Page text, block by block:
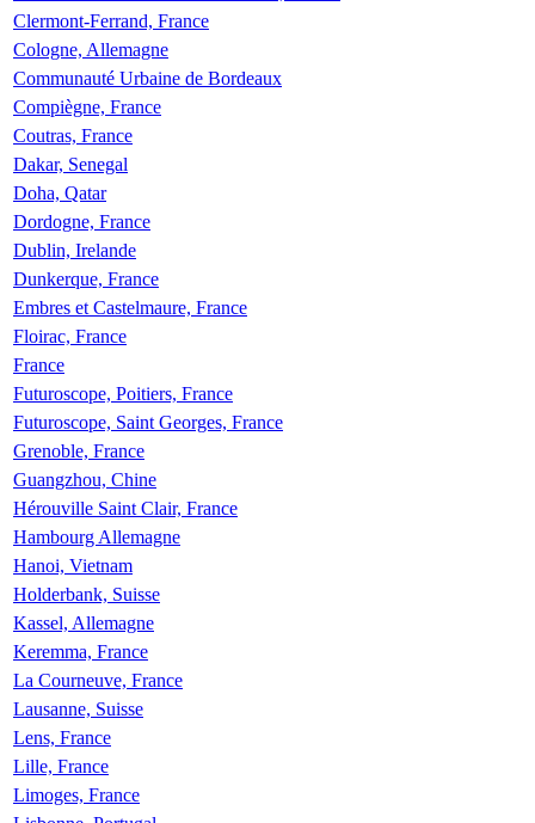
Clermont-Ferrand, France
Cologne, Allemagne
Communauté Urbaine de Bordeaux
Compiègne, France
Coutras, France
Dakar, Senegal
Doha, Qatar
Dordogne, France
Dublin, Irelande
Dunkerque, France
Embres et Castelmaure, France
Floirac, France
France
Futuroscope, Poitiers, France
Futuroscope, Saint Georges, France
Grenoble, France
Guangzhou, Chine
Hérouville Saint Clair, France
Hambourg Allemagne
Hanoi, Vietnam
Holderbank, Suisse
Kassel, Allemagne
Keremma, France
La Courneuve, France
Lausanne, Suisse
Lens, France
Lille, France
Limoges, France